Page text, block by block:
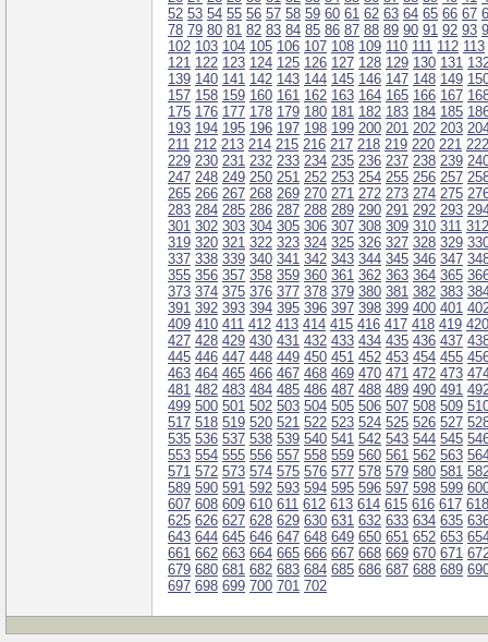
52 53 54 55 56 57 58 59 60 61 62 63 64 65 66 67
78 79 80 81 82 83 84 85 86 87 88 89 90 91 92 93
102 103 104 105 106 107 108 109 110 111 112 113
121 122 123 124 125 126 127 128 129 130 131
139 140 141 142 143 144 145 146 147 148 149
157 158 159 160 161 162 163 164 165 166 167
175 176 177 178 179 180 181 182 183 184 185
193 194 195 196 197 198 199 200 201 202 203
211 212 213 214 215 216 217 218 219 220 221 222
229 230 231 232 233 234 235 236 237 238 239
247 248 249 250 251 252 253 254 255 256 257
265 266 267 268 269 270 271 272 273 274 275
283 284 285 286 287 288 289 290 291 292 293
301 302 303 304 305 306 307 308 309 310 311 312
319 320 321 322 323 324 325 326 327 328 329
337 338 339 340 341 342 343 344 345 346 347
355 356 357 358 359 360 361 362 363 364 365
373 374 375 376 377 378 379 380 381 382 383
391 392 393 394 395 396 397 398 399 400 401
409 410 411 412 413 414 415 416 417 418 419 420
427 428 429 430 431 432 433 434 435 436 437
445 446 447 448 449 450 451 452 453 454 455
463 464 465 466 467 468 469 470 471 472 473
481 482 483 484 485 486 487 488 489 490 491
499 500 501 502 503 504 505 506 507 508 509
517 518 519 520 521 522 523 524 525 526 527
535 536 537 538 539 540 541 542 543 544 545
553 554 555 556 557 558 559 560 561 562 563
571 572 573 574 575 576 577 578 579 580 581
589 590 591 592 593 594 595 596 597 598 599
607 608 609 610 611 612 613 614 615 616 617 618
625 626 627 628 629 630 631 632 633 634 635
643 644 645 646 647 648 649 650 651 652 653
661 662 663 664 665 666 667 668 669 670 671
679 680 681 682 683 684 685 686 687 688 689
697 698 699 700 701 702